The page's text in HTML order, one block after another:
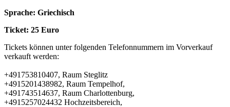
Sprache: Griechisch
Ticket: 25 Euro
Tickets können unter folgenden Telefonnummern im Vorverkauf
verkauft werden:
+491753810407, Raum Steglitz
+4915201438982, Raum Tempelhof,
+491743514637, Raum Charlottenburg,
+4915257024432 Hochzeitsbereich,